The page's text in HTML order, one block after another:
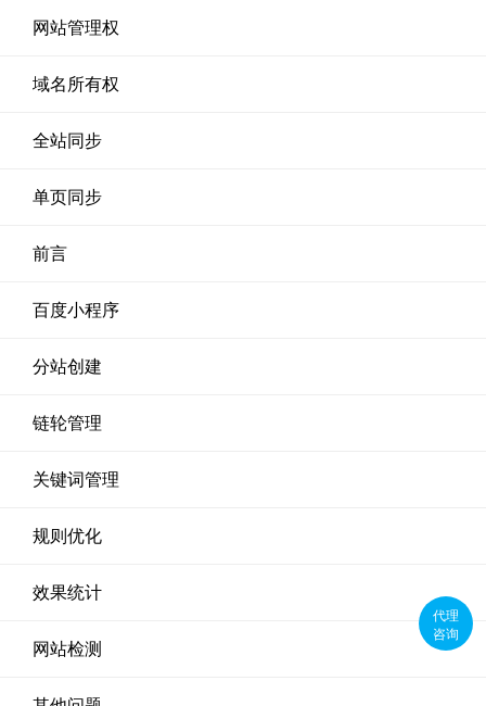
网站管理权
域名所有权
全站同步
单页同步
前言
百度小程序
分站创建
链轮管理
关键词管理
规则优化
效果统计
网站检测
代理
咨询